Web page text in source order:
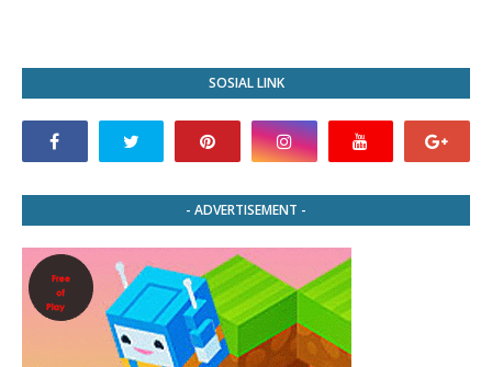
SOSIAL LINK
- ADVERTISEMENT -